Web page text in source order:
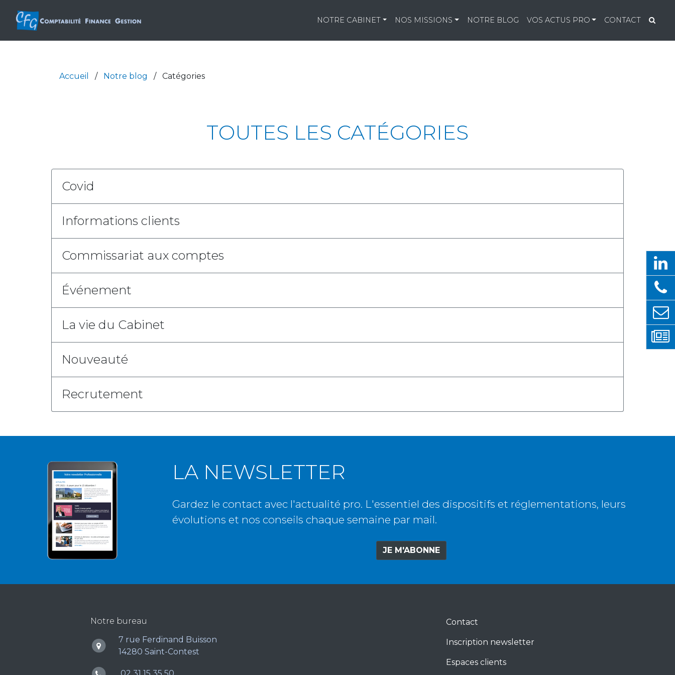
NOTRE CABINET NOS MISSIONS NOTRE BLOG VOS ACTUS PRO CONTACT
Accueil / Notre blog / Catégories
TOUTES LES CATÉGORIES
Covid
Informations clients
Commissariat aux comptes
Événement
La vie du Cabinet
Nouveauté
Recrutement
LA NEWSLETTER
Gardez le contact avec l'actualité pro. L'essentiel des dispositifs et réglementations, leurs
évolutions et nos conseils chaque semaine par mail.
JE M'ABONNE
Notre bureau
7 rue Ferdinand Buisson
14280 Saint-Contest
Contact
Inscription newsletter
Espaces clients